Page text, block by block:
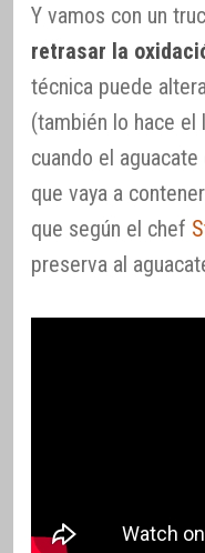
Y vamos con un
retrasar la
técnica puede
(también lo hace el
cuando el
que vaya a
que según el chef
preserva al